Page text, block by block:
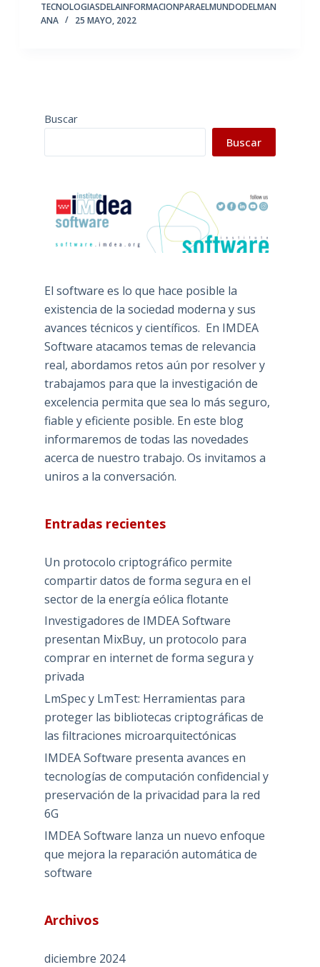
TECNOLOGIASDELAINFORMACIONPARAELMUNDODELMAN
ANA
25 MAYO, 2022
Buscar
Buscar
El software es lo que hace posible la
existencia de la sociedad moderna y sus
avances técnicos y científicos. En IMDEA
Software atacamos temas de relevancia
real, abordamos retos aún por resolver y
trabajamos para que la investigación de
excelencia permita que sea lo más seguro,
fiable y eficiente posible. En este blog
informaremos de todas las novedades
acerca de nuestro trabajo. Os invitamos a
uniros a la conversación.
Entradas recientes
Un protocolo criptográfico permite
compartir datos de forma segura en el
sector de la energía eólica flotante
Investigadores de IMDEA Software
presentan MixBuy, un protocolo para
comprar en internet de forma segura y
privada
LmSpec y LmTest: Herramientas para
proteger las bibliotecas criptográficas de
las filtraciones microarquitectónicas
IMDEA Software presenta avances en
tecnologías de computación confidencial y
preservación de la privacidad para la red
6G
IMDEA Software lanza un nuevo enfoque
que mejora la reparación automática de
software
Archivos
diciembre 2024